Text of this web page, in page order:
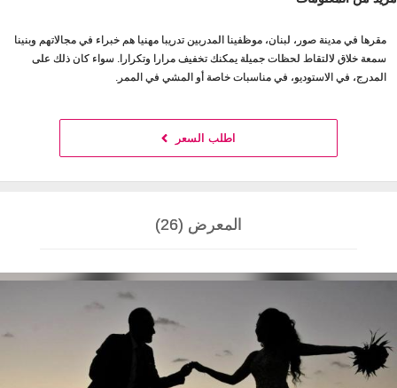
مقرها في مدينة صور، لبنان، موظفينا المدربين تدريبا مهنيا هم خبراء في مجالاتهم وبنينا
سمعة خلاق لالتقاط لحظات جميلة يمكنك تخفيف مرارا وتكرارا. سواء كان ذلك على
المدرج، في الاستوديو، في مناسبات خاصة أو المشي في الممر.
اطلب السعر
المعرض (26)